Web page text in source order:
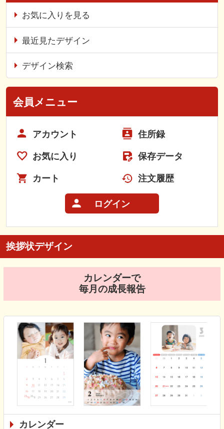
お気に入りを見る
最近見たデザイン
デザイン検索
会員メニュー
アカウント 住所録
お気に入り 保存データ
カート 注文履歴
ログイン
挨拶状デザイン
カレンダーで
毎月の成長報告
カレンダー